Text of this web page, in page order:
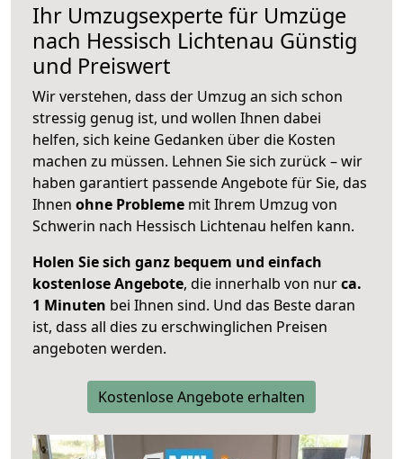
Ihr Umzugsexperte für Umzüge
nach Hessisch Lichtenau Günstig
und Preiswert
Wir verstehen, dass der Umzug an sich schon
stressig genug ist, und wollen Ihnen dabei
helfen, sich keine Gedanken über die Kosten
machen zu müssen. Lehnen Sie sich zurück – wir
haben garantiert passende Angebote für Sie, das
Ihnen ohne Probleme mit Ihrem Umzug von
Schwerin nach Hessisch Lichtenau helfen kann.
Holen Sie sich ganz bequem und einfach
kostenlose Angebote, die innerhalb von nurca.
1 Minuten bei Ihnen sind. Und das Beste daran
ist, dass all dies zu erschwinglichen Preisen
angeboten werden.
Kostenlose Angebote erhalten